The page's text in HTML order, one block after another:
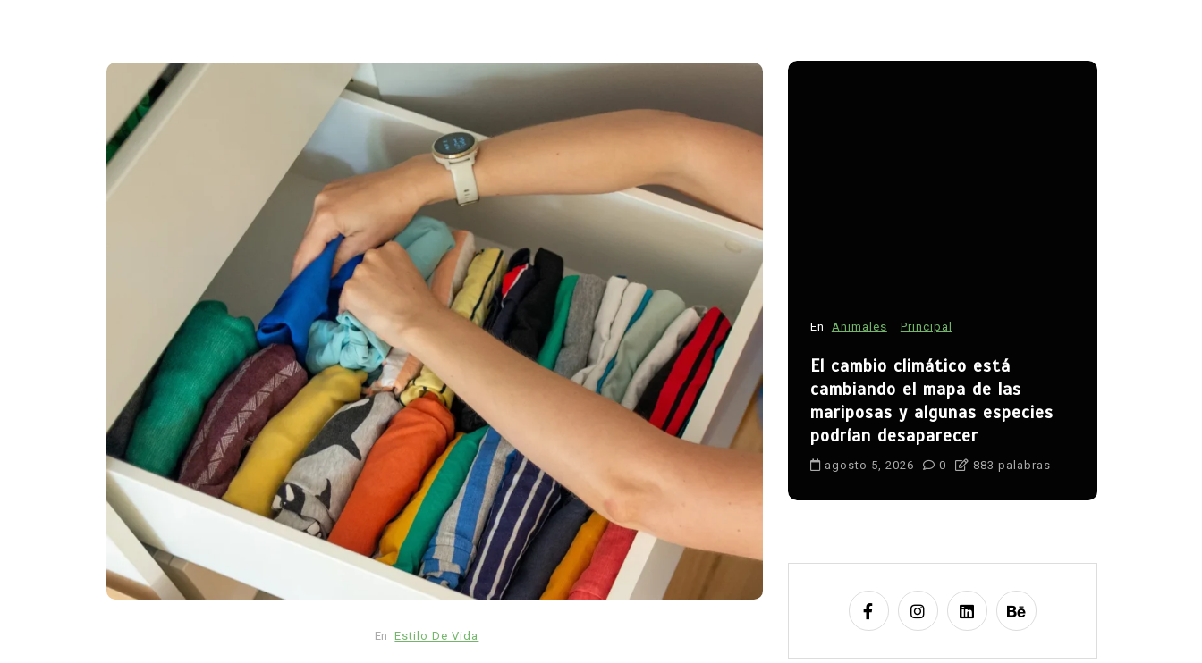
En Estilo De Vida
Animales Principal
El cambio climático está
cambiando el mapa de las
mariposas y algunas especies
podrían desaparecer
agosto 5, 2026 883 palabras
En Estados
David Monreal vincula campo,
seguridad y paz para Zacatecas
agosto 5, 2026 610 palabras
campo zacatecano
Claudia Sheinbaum
David Monreal
extorsión
paz en Zacatecas
productores
seguridad
En Animales Principal
El cambio climático está
cambiando el mapa de las
mariposas y algunas especies
podrían desaparecer
agosto 5, 2026 0 883 palabras